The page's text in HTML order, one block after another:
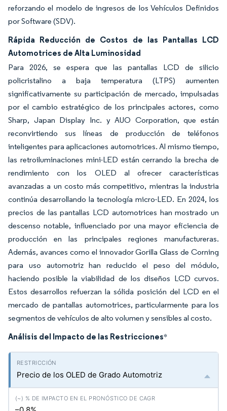
reforzando el modelo de ingresos de los Vehículos Definidos
por Software (SDV).
Rápida Reducción de Costos de las Pantallas LCD
Automotrices de Alta Luminosidad
Para 2026, se espera que las pantallas LCD de silicio
policristalino a baja temperatura (LTPS) aumenten
significativamente su participación de mercado, impulsadas
por el cambio estratégico de los principales actores, como
Sharp, Japan Display Inc. y AUO Corporation, que están
reconvirtiendo sus líneas de producción de teléfonos
inteligentes para aplicaciones automotrices. Al mismo tiempo,
las retroiluminaciones mini-LED están cerrando la brecha de
rendimiento con los OLED al ofrecer características
avanzadas a un costo más competitivo, mientras la industria
continúa desarrollando la tecnología micro-LED. En 2024, los
precios de las pantallas LCD automotrices han mostrado un
descenso notable, influenciado por una mayor eficiencia de
producción en las principales regiones manufactureras.
Además, avances como el innovador Gorilla Glass de Corning
para uso automotriz han reducido el peso del módulo,
haciendo posible la viabilidad de los diseños LCD curvos.
Estos desarrollos refuerzan la sólida posición del LCD en el
mercado de pantallas automotrices, particularmente para los
segmentos de vehículos de alto volumen y sensibles al costo.
Análisis del Impacto de las Restricciones*
Precio de los OLED de Grado Automotriz